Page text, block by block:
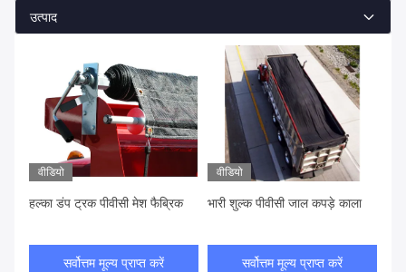
उत्पाद
वीडियो
हल्का डंप ट्रक पीवीसी मेश फैब्रिक
सर्वोत्तम मूल्य प्राप्त करें
वीडियो
भारी शुल्क पीवीसी जाल कपड़े काला
सर्वोत्तम मूल्य प्राप्त करें